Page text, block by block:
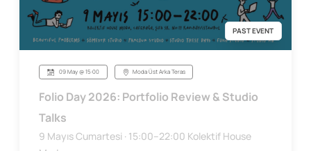
PAST EVENT
09 May @ 15:00 Moda Üst Arka Teras
Folio Day 2026: Portfolio Review & Studio
Talks
9 Mayıs Cumartesi · 15:00–22:00 Kolektif House